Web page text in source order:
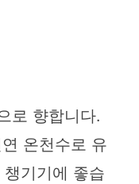
로 향합니다.
온천수로 유
기기에 좋습